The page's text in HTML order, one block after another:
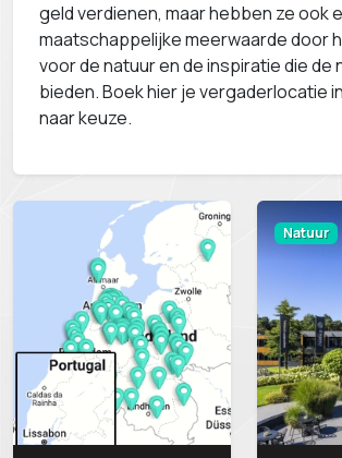
geld verdienen, maar hebben ze ook
maatschappelijke meerwaarde door
voor de natuur en de inspiratie die de
bieden. Boek hier je vergaderlocatie
naar keuze.
Natuur